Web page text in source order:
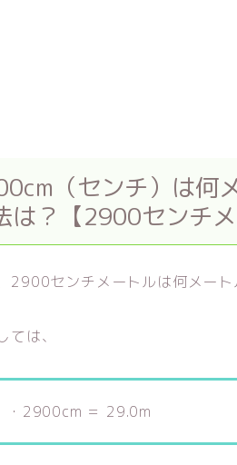
（センチ）は何
は？【2900センチ
2900センチメートルは何メー
ては、
・2900cm ＝ 29.0m